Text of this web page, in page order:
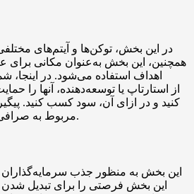
در این بخش، توکن‌ها و آیتم‌های
همچنین، این بخش به‌عنوان مکانی برای
اهداف استفاده می‌شود. در اینجا،
کنید و در ازای آن، سود کسب کنید.
مربوط به صرافی بیت‌مارت ضروری است.
این بخش به منظور جذب
این بخش فرصتی را برای تبدیل شدن